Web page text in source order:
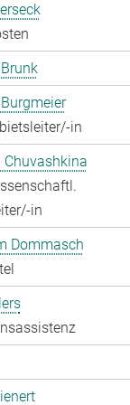
in
Chuvashkina
in
Dommasch